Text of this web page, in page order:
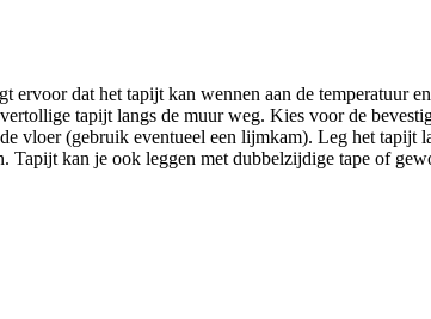
ervoor dat het tapijt kan wennen aan de temperatuur
tapijt langs de muur weg. Kies voor de
vloer (gebruik eventueel een lijmkam). Leg het
kan je ook leggen met dubbelzijdige tape of